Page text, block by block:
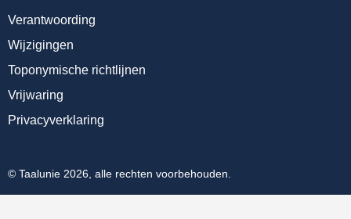
Verantwoording
Wijzigingen
Toponymische richtlijnen
Vrijwaring
Privacyverklaring
© Taalunie 2026, alle rechten voorbehouden.